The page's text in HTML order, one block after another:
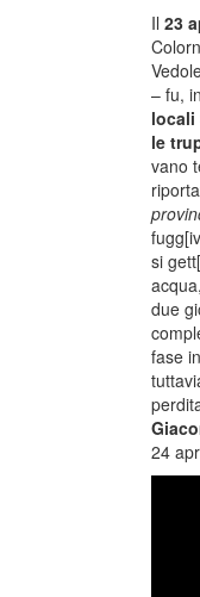
Il 23
– fu,
locali
le
vano
si
due
fase
24